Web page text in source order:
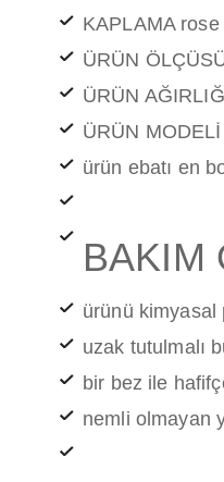
KAPLAMA
ÜRÜN
ÜRÜN
ÜRÜN
ürün ebatı en
BAKIM
ürünü kimyasal
uzak tutulmalı
bir bez ile
nemli olmayan